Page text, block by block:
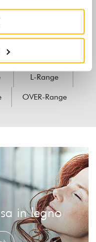
di costo
di costo
L-Range
OVER-Range
in legno